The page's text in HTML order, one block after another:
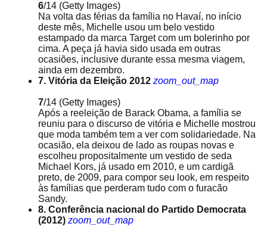
6/14 (Getty Images)
Na volta das férias da família no Havaí, no início
deste mês, Michelle usou um belo vestido
estampado da marca Target com um bolerinho por
cima. A peça já havia sido usada em outras
ocasiões, inclusive durante essa mesma viagem,
ainda em dezembro.
7. Vitória da Eleição 2012 zoom_out_map
7/14 (Getty Images)
Após a reeleição de Barack Obama, a família se
reuniu para o discurso de vitória e Michelle mostrou
que moda também tem a ver com solidariedade. Na
ocasião, ela deixou de lado as roupas novas e
escolheu propositalmente um vestido de seda
Michael Kors, já usado em 2010, e um cardigã
preto, de 2009, para compor seu look, em respeito
às famílias que perderam tudo com o furacão
Sandy.
8. Conferência nacional do Partido Democrata
(2012) zoom_out_map